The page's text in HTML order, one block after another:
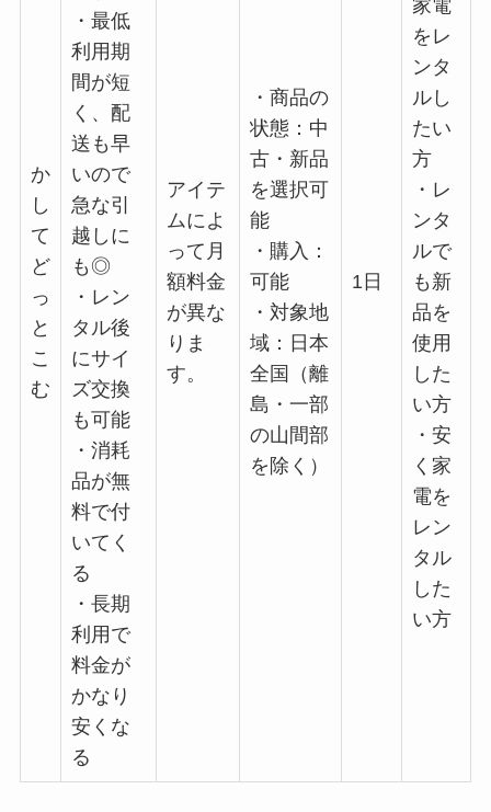
か
し
て
ど
っ
と
こ
む
・最低
利用期
間が短
く、配
送も早
いので
急な引
越しに
も◎
・レン
タル後
にサイ
ズ交換
も可能
・消耗
品が無
料で付
いてく
る
・長期
利用で
料金が
かなり
安くな
る
アイテ
ムによ
って月
額料金
が異な
りま
す。
・商品の
状態：中
古・新品
を選択可
能
・購入：
可能
・対象地
域：日本
全国（離
島・一部
の山間部
を除く）
1日
家電
をレ
ンタ
ルし
たい
方
・レ
ンタ
ルで
も新
品を
使用
した
い方
・安
く家
電を
レン
タル
した
い方